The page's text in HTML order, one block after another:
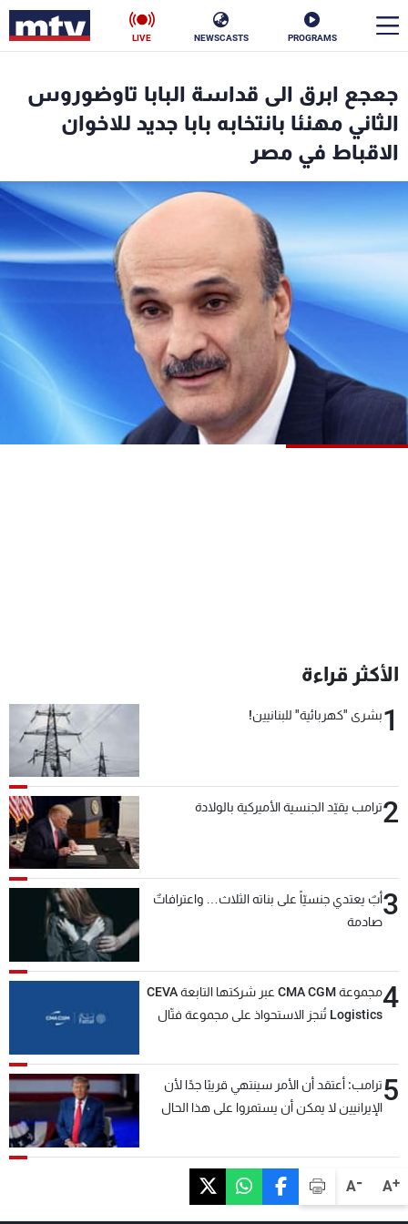
PROGRAMS
NEWSCASTS
LIVE
A+
A-
جعجع ابرق الى قداسة البابا تاوضوروس
الثاني مهنئا بانتخابه بابا جديد للاخوان
الاقباط في مصر
الأكثر قراءة
1بشرى "كهربائية" للبنانيين!
2ترامب يقيّد الجنسية الأميركية بالولادة
3أبٌ يعتدي جنسيّاً على بناته الثلاث… واعترافاتٌ
صادمة
4
مجموعة CMA CGM عبر شركتها التابعة CEVA
Logistics تُنجز الاستحواذ على مجموعة فتّال
5ترامب: أعتقد أن الأمر سينتهي قريبًا جدًا لأن
الإيرانيين لا يمكن أن يستمروا على هذا الحال
الأخبار
سياسة
إقتصاد فن
منوعات رياضة
كأس العالم
البرامج
جدول البرامج
الترددات